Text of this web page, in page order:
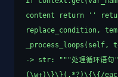
content return ''
replace_condition,
-> str: """处理循环语
(\w+)\}\}(.*?)\{\{/